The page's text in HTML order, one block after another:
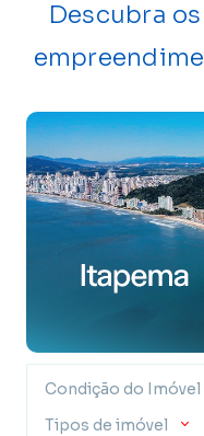
Descubra
Condição do Imóvel
Tipos de imóvel